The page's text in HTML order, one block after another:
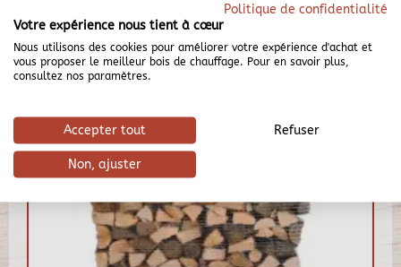
Politique de confidentialité
Votre expérience nous tient à cœur
Nous utilisons des cookies pour améliorer votre expérience d'achat et
vous proposer le meilleur bois de chauffage. Pour en savoir plus,
consultez nos paramètres.
Accepter tout Refuser
Non, ajuster